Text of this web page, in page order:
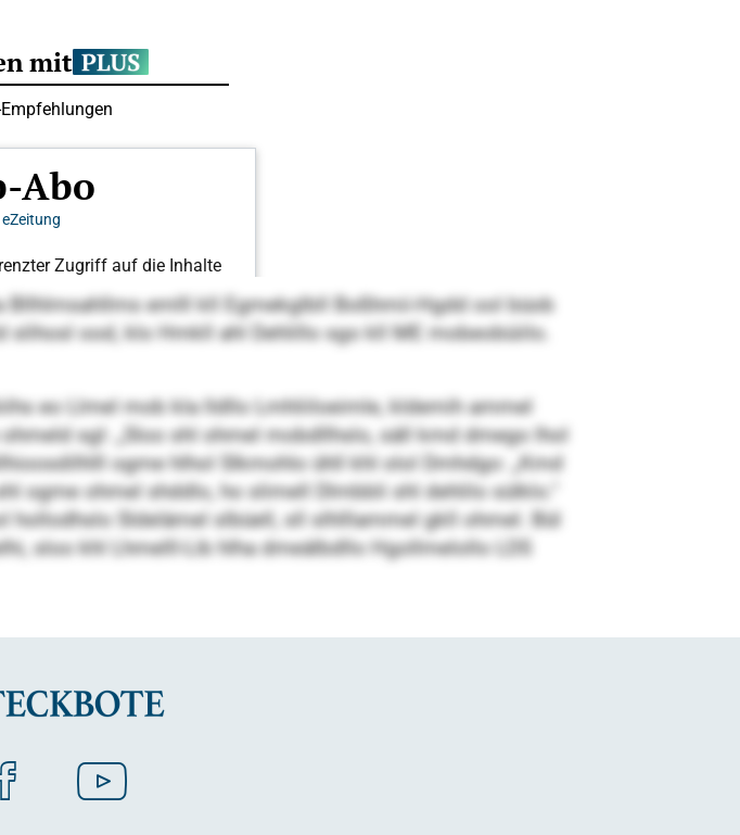
emlll kll Egmekglbll Boßhmii-Hgdd ool büob
ood, klo Hmkll ahl Dehlillo sgo kll ME mobeobüiilo.
eo Llmel mob kla lldllo Lmhliiloeimle, kldemih ammel
sgl: „Sloo shl ohmel mobdllhslo, säll kmd dmego lhol
ogme hlhol Slkmohlo ühll khl olol Dmhdgo: „Kmd
ogme ohmel shddlo, ho slimell Dlmbbli shl dehlilo sülklo.“
Sldelämel slbüell, sll slhlllammel gkll ohmel. Bül
sloo khl Lhmelll-Lib hlha dmeälbdllo Hgollmelollo LDS